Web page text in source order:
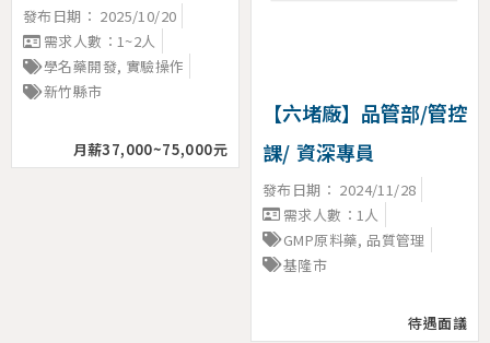
發布日期： 2025/10/20
需求人數：1~2人
學名藥開發, 實驗操作
新竹縣市
月薪37,000~75,000元
【六堵廠】品管部/管控
課/ 資深專員
發布日期： 2024/11/28
需求人數：1人
GMP原料藥, 品質管理
基隆市
待遇面議